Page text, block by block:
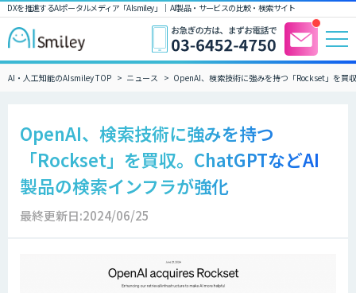
DXを推進するAIポータルメディア「AIsmiley」｜ AI製品・サービスの比較・検索サイト
AI・人工知能のAIsmiley TOP ニュース OpenAI、検索技術に強みを持つ「Rockset」を買
OpenAI、検索技術に強みを持つ
「Rockset」を買収。ChatGPTなどAI
製品の検索インフラが強化
最終更新日:2024/06/25